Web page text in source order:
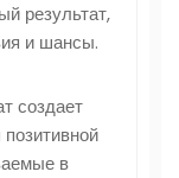
результат,
и шансы.
создает
в